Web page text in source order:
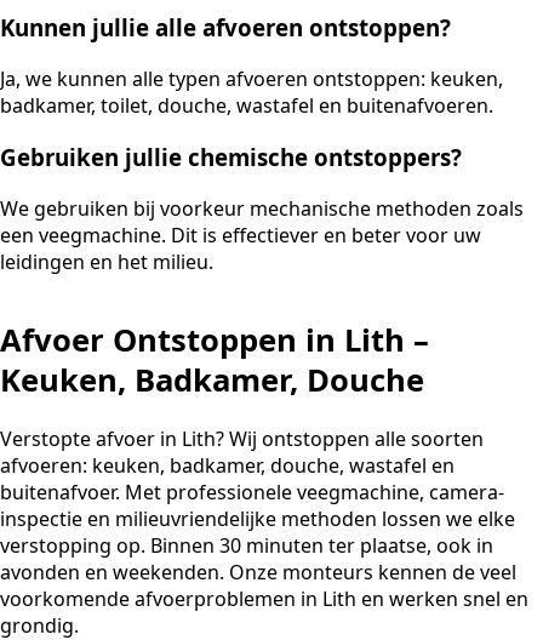
Kunnen jullie alle afvoeren ontstoppen?
Ja, we kunnen alle typen afvoeren ontstoppen: keuken,
badkamer, toilet, douche, wastafel en buitenafvoeren.
Gebruiken jullie chemische ontstoppers?
We gebruiken bij voorkeur mechanische methoden zoals
een veegmachine. Dit is effectiever en beter voor uw
leidingen en het milieu.
Afvoer Ontstoppen in Lith –
Keuken, Badkamer, Douche
Verstopte afvoer in Lith? Wij ontstoppen alle soorten
afvoeren: keuken, badkamer, douche, wastafel en
buitenafvoer. Met professionele veegmachine, camera-
inspectie en milieuvriendelijke methoden lossen we elke
verstopping op. Binnen 30 minuten ter plaatse, ook in
avonden en weekenden. Onze monteurs kennen de veel
voorkomende afvoerproblemen in Lith en werken snel en
grondig.